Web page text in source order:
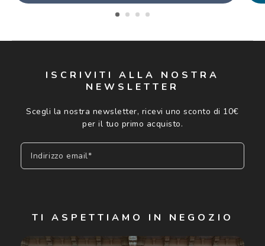
ISCRIVITI ALLA NOSTRA
NEWSLETTER
Scegli la nostra newsletter, ricevi uno sconto di 10€
per il tuo primo acquisto.
Indirizzo email*
Cliccando su "Iscriviti", confermo di avere più di 16 anni e
TI ASPETTIAMO IN NEGOZIO